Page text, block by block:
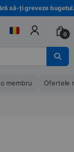
ți greveze bugetul.
0
membru Ofertele